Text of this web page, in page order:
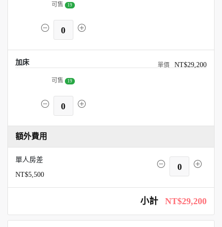
可售 19
0
加床 NT$29,200
可售 19
0
額外費用
單人房差
NT$5,500
0
小計 NT$29,200